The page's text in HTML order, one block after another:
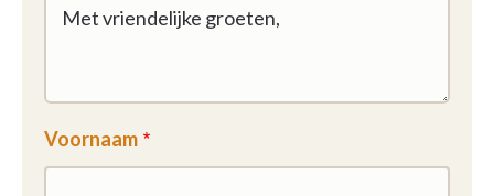
Voornaam